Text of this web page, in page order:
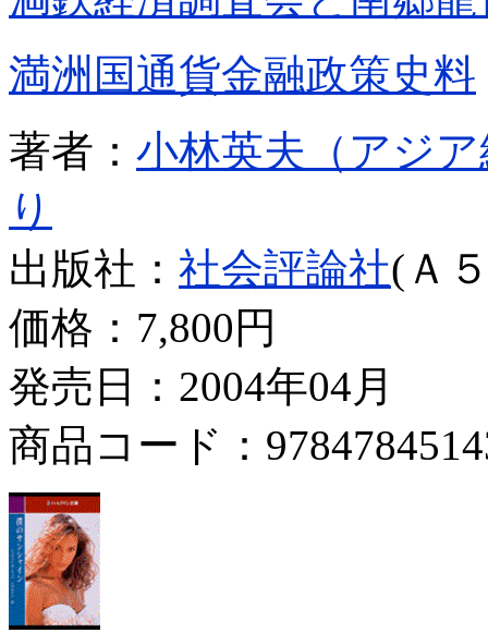
満洲国通貨金融政策史料
著者： 小林英夫（アジ
り
出版社： 社会評論社(Ａ
価格： 7,800円
発売日：2004年04月
商品コード：